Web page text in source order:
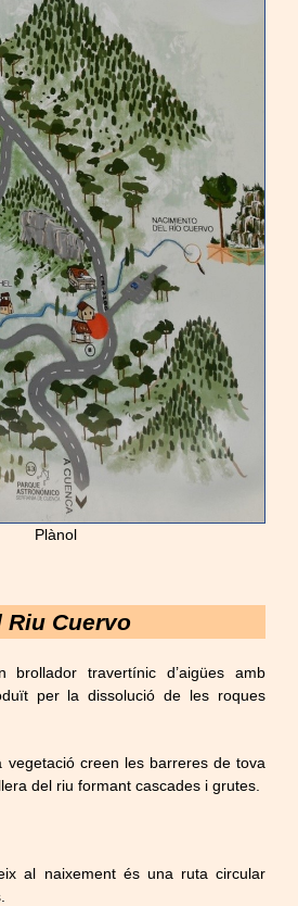
Plànol
Riu Cuervo
brollador travertínic d’aigües amb
per la dissolució de les roques
vegetació creen les barreres de tova
del riu formant cascades i grutes.
al naixement és una ruta circular